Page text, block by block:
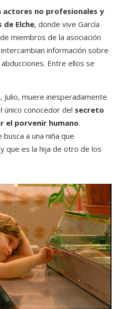
actores no profesionales y
Elche, donde vive García
miembros de la asociación
información sobre
Entre ellos se
muere inesperadamente
único conocedor del secreto
el porvenir humano.
a una niña que
que es la hija de otro de los